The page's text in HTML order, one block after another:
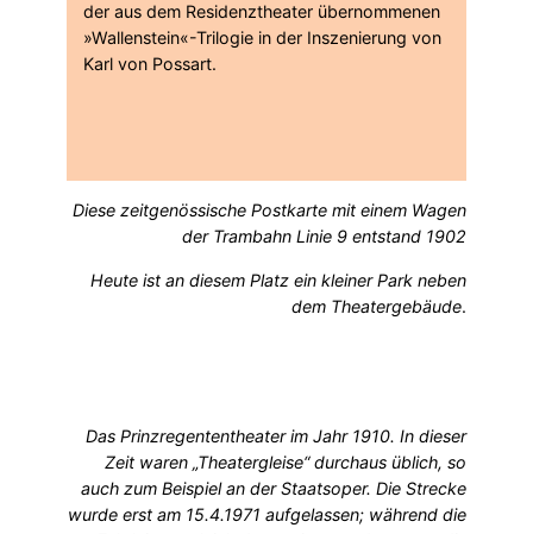
der aus dem Residenztheater übernommenen
»Wallenstein«-Trilogie in der Inszenierung von
Karl von Possart.
Diese zeitgenössische Postkarte mit einem Wagen
der Trambahn Linie 9 entstand 1902
​Heute ist an diesem Platz ein kleiner Park neben
dem Theatergebäude.
Das Prinzregententheater im Jahr 1910. In dieser
Zeit waren „Theatergleise“ durchaus üblich, so
auch zum Beispiel an der Staatsoper. Die Strecke
wurde erst am 15.4.1971 aufgelassen; während die